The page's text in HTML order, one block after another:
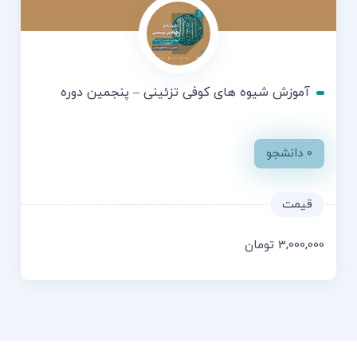
آموزش شیوه های کوفی تزئینی – پنجمین دوره
0 دانشجو
3,000,000 تومان